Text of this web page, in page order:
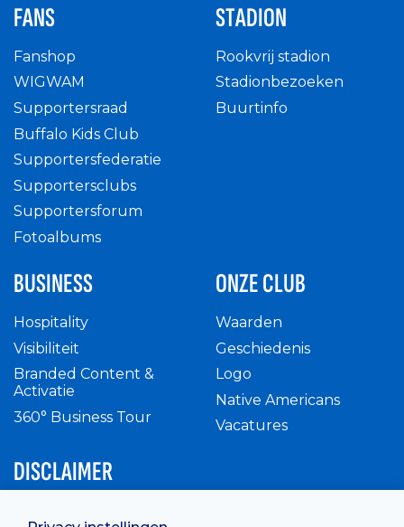
FANS
Fanshop
WIGWAM
Supportersraad
Buffalo Kids Club
Supportersfederatie
Supportersclubs
Supportersforum
Fotoalbums
STADION
Rookvrij stadion
Stadionbezoeken
Buurtinfo
BUSINESS
Hospitality
Visibiliteit
Branded Content &
Activatie
360° Business Tour
ONZE CLUB
Waarden
Geschiedenis
Logo
Native Americans
Vacatures
DISCLAIMER